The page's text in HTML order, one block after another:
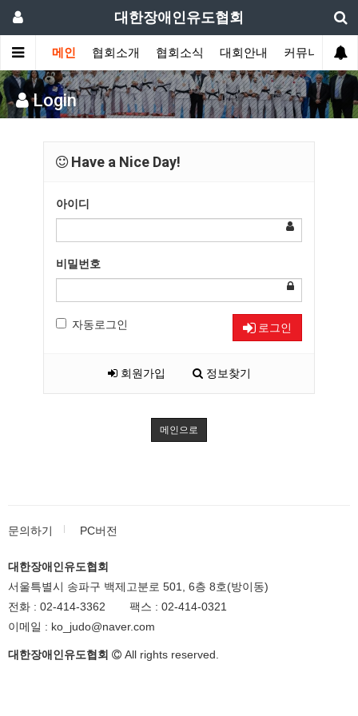
대한장애인유도협회
메인 협회소개 협회소식 대회안내 커뮤니티
Login
Have a Nice Day!
아이디
비밀번호
자동로그인 로그인
회원가입 정보찾기
메인으로
문의하기 PC버전
대한장애인유도협회
서울특별시 송파구 백제고분로 501, 6층 8호(방이동)
전화 : 02-414-3362 팩스 : 02-414-0321
이메일 : ko_judo@naver.com
대한장애인유도협회 All rights reserved.